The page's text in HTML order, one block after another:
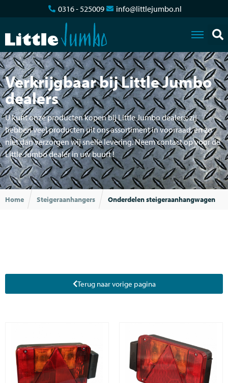
0316 - 525009 info@littlejumbo.nl
Verkrijgbaar bij Little Jumbo
dealers
U kunt onze producten kopen bij Little Jumbo dealers; zij
hebben veel producten uit ons assortiment in voorraad, en zo
niet dan verzorgen wij snelle levering. Neem contact op voor de
Little Jumbo dealer in uw buurt !
Home Steigeraanhangers Onderdelen steigeraanhangwagen
Terug naar vorige pagina